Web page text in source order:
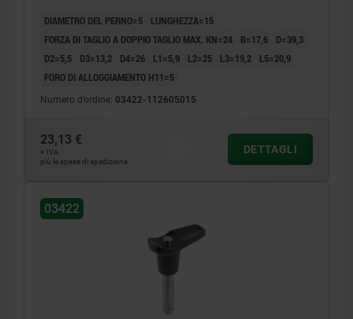
DIAMETRO DEL PERNO=5
LUNGHEZZA=15
FORZA DI TAGLIO A DOPPIO TAGLIO MAX. KN=24
B=17,6
D=39,3
D2=5,5
D3=13,2 D4=26 L1=5,9 L2=25 L3=19,2
L5=20,9
FORO DI ALLOGGIAMENTO H11=5
Numero d’ordine: 03422-112605015
23,13 €
+ IVA
più le spese di spedizione
DETTAGLI
03422